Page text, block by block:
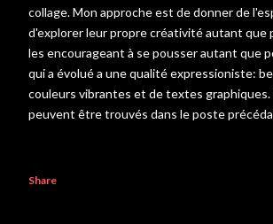
collage. Mon approche est de donner de
d'explorer leur propre créativité autant que
les encourageant à se pousser autant que
qui a évolué a une qualité expressioniste:
couleurs vibrantes et de textes graphiques.
peuvent être trouvés dans le poste
Share